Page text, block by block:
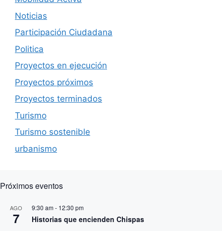
Noticias
Participación Ciudadana
Politica
Proyectos en ejecución
Proyectos próximos
Proyectos terminados
Turismo
Turismo sostenible
urbanismo
Próximos eventos
AGO
7
9:30 am- 12:30 pm
Historias que encienden Chispas